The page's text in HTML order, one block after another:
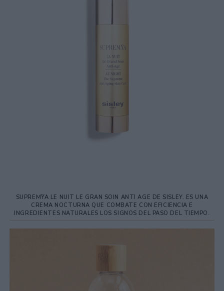
SUPREMŸA LE NUIT LE GRAN SOIN ANTI AGE DE SISLEY. ES UNA
CREMA NOCTURNA QUE COMBATE CON EFICIENCIA E
INGREDIENTES NATURALES LOS SIGNOS DEL PASO DEL TIEMPO.